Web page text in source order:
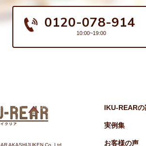
0120-078-914
10:00~19:00
IKU-REARの
実例集
お客様の声